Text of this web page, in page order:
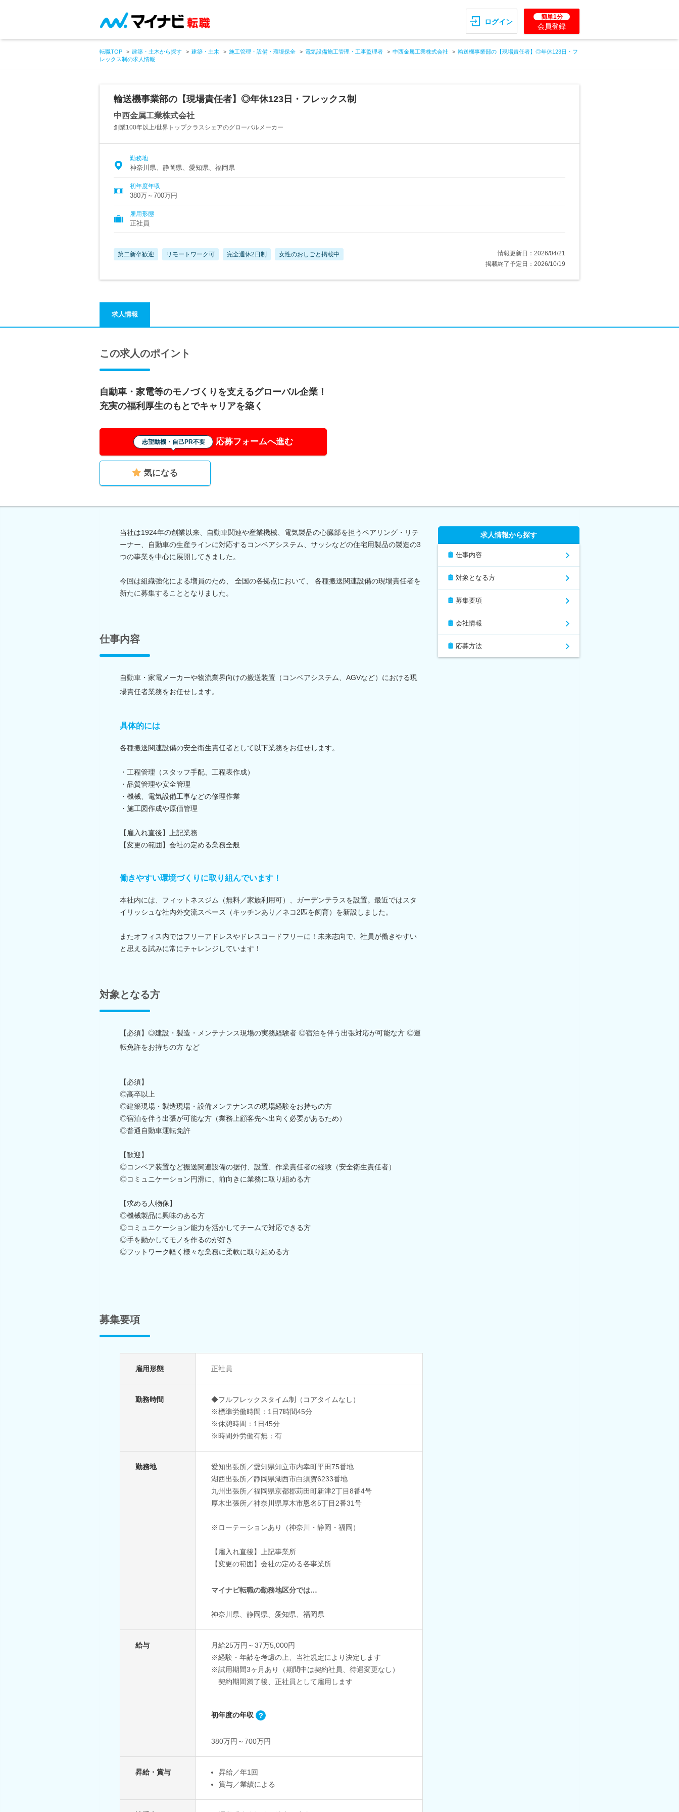
ログイン
簡単1分
会員登録
転職TOP 建築・土木から探す 建築・土木 施工管理・設備・環境保全 電気設備施工管理・工事監理者 中西金属工業株式会社
輸送機事業部の【現場責任者】◎年休123日・フ
レックス制の求人情報
輸送機事業部の【現場責任者】◎年休123日・フレックス制
中西金属工業株式会社
創業100年以上/世界トップクラスシェアのグローバルメーカー
勤務地
神奈川県、静岡県、愛知県、福岡県
初年度年収
380万～700万円
雇用形態
正社員
第二新卒歓迎 リモートワーク可 完全週休2日制 女性のおしごと掲載中
情報更新日：2026/04/21
掲載終了予定日：2026/10/19
求人情報
この求人のポイント
自動車・家電等のモノづくりを支えるグローバル企業！
充実の福利厚生のもとでキャリアを築く
志望動機・自己PR不要 応募フォームへ進む
気になる
当社は1924年の創業以来、自動車関連や産業機械、電気製品の心臓部を担うベアリング・リテ
ーナー、自動車の生産ラインに対応するコンベアシステム、サッシなどの住宅用製品の製造の3
つの事業を中心に展開してきました。
今回は組織強化による増員のため、 全国の各拠点において、 各種搬送関連設備の現場責任者を
新たに募集することとなりました。
仕事内容
自動車・家電メーカーや物流業界向けの搬送装置（コンベアシステム、AGVなど）における現
場責任者業務をお任せします。
具体的には
各種搬送関連設備の安全衛生責任者として以下業務をお任せします。
・工程管理（スタッフ手配、工程表作成）
・品質管理や安全管理
・機械、電気設備工事などの修理作業
・施工図作成や原価管理
【雇入れ直後】上記業務
【変更の範囲】会社の定める業務全般
働きやすい環境づくりに取り組んでいます！
本社内には、フィットネスジム（無料／家族利用可）、ガーデンテラスを設置。最近ではスタ
イリッシュな社内外交流スペース（キッチンあり／ネコ2匹を飼育）を新設しました。
またオフィス内ではフリーアドレスやドレスコードフリーに！未来志向で、社員が働きやすい
と思える試みに常にチャレンジしています！
対象となる方
【必須】◎建設・製造・メンテナンス現場の実務経験者 ◎宿泊を伴う出張対応が可能な方 ◎運
転免許をお持ちの方 など
【必須】
◎高卒以上
◎建築現場・製造現場・設備メンテナンスの現場経験をお持ちの方
◎宿泊を伴う出張が可能な方（業務上顧客先へ出向く必要があるため）
◎普通自動車運転免許
【歓迎】
◎コンベア装置など搬送関連設備の据付、設置、作業責任者の経験（安全衛生責任者）
◎コミュニケーション円滑に、前向きに業務に取り組める方
【求める人物像】
◎機械製品に興味のある方
◎コミュニケーション能力を活かしてチームで対応できる方
◎手を動かしてモノを作るのが好き
◎フットワーク軽く様々な業務に柔軟に取り組める方
募集要項
雇用形態 正社員
勤務時間
◆フルフレックスタイム制（コアタイムなし）
※標準労働時間：1日7時間45分
※休憩時間：1日45分
※時間外労働有無：有
勤務地
愛知出張所／愛知県知立市内幸町平田75番地
湖西出張所／静岡県湖西市白須賀6233番地
九州出張所／福岡県京都郡苅田町新津2丁目8番4号
厚木出張所／神奈川県厚木市恩名5丁目2番31号
※ローテーションあり（神奈川・静岡・福岡）
【雇入れ直後】上記事業所
【変更の範囲】会社の定める各事業所
マイナビ転職の勤務地区分では…
神奈川県、静岡県、愛知県、福岡県
給与
月給25万円～37万5,000円
※経験・年齢を考慮の上、当社規定により決定します
※試用期間3ヶ月あり（期間中は契約社員、待遇変更なし）
契約期間満了後、正社員として雇用します
初年度の年収
380万円～700万円
昇給・賞与
昇給／年1回
賞与／業績による
求人情報から探す
仕事内容
対象となる方
募集要項
会社情報
応募方法